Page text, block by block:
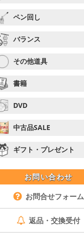
ペン回し
バランス
その他道具
書籍
DVD
中古品SALE
ギフト・プレゼント
お問い合わせ
お問合せフォーム
返品・交換受付